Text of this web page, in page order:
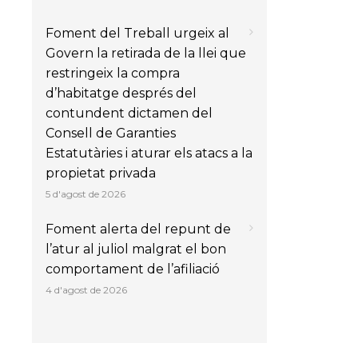
Foment del Treball urgeix al
Govern la retirada de la llei que
restringeix la compra
d’habitatge després del
contundent dictamen del
Consell de Garanties
Estatutàries i aturar els atacs a la
propietat privada
5 d'agost de 2026
Foment alerta del repunt de
l’atur al juliol malgrat el bon
comportament de l’afiliació
4 d'agost de 2026